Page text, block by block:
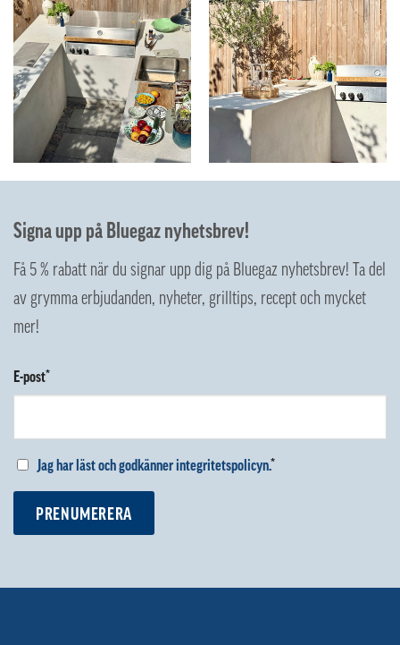
Signa upp på Bluegaz nyhetsbrev!
Få 5 % rabatt när du signar upp dig på Bluegaz nyhetsbrev! Ta del
av grymma erbjudanden, nyheter, grilltips, recept och mycket
mer!
E-post*
Jag har läst och godkänner integritetspolicyn.*
PRENUMERERA